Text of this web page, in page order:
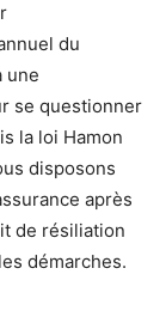
du
une
se questionner
la loi Hamon
disposons
après
de résiliation
démarches.